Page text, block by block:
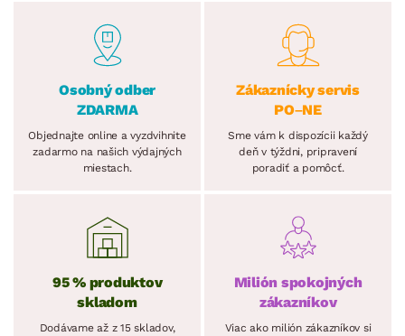
Osobný odber
ZDARMA
Objednajte online a vyzdvihnite
zadarmo na našich výdajných
miestach.
Zákaznícky servis
PO–NE
Sme vám k dispozícii každý
deň v týždni, pripravení
poradiť a pomôcť.
95 % produktov
skladom
Dodávame až z 15 skladov,
Milión spokojných
zákazníkov
Viac ako milión zákazníkov si